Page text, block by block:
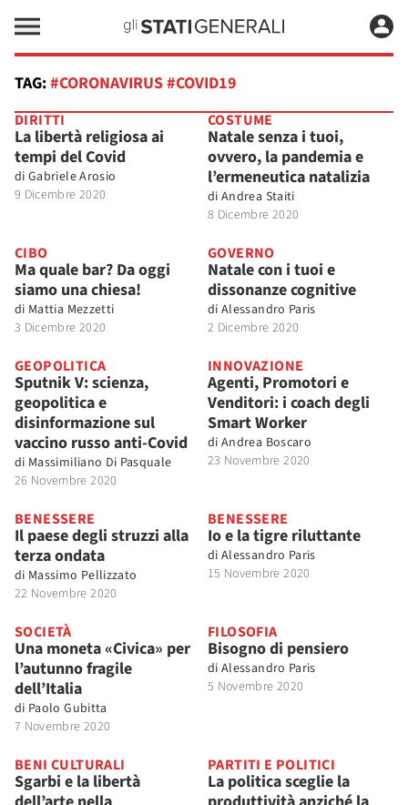
TAG:#CORONAVIRUS #COVID19
DIRITTI
La libertà religiosa ai
tempi del Covid
di Gabriele Arosio
9 Dicembre 2020
COSTUME
Natale senza i tuoi,
ovvero, la pandemia e
l’ermeneutica natalizia
di Andrea Staiti
8 Dicembre 2020
CIBO
Ma quale bar? Da oggi
siamo una chiesa!
di Mattia Mezzetti
3 Dicembre 2020
GOVERNO
Natale con i tuoi e
dissonanze cognitive
di Alessandro Paris
2 Dicembre 2020
GEOPOLITICA
Sputnik V: scienza,
geopolitica e
disinformazione sul
vaccino russo anti-Covid
di Massimiliano Di Pasquale
26 Novembre 2020
INNOVAZIONE
Agenti, Promotori e
Venditori: i coach degli
Smart Worker
di Andrea Boscaro
23 Novembre 2020
BENESSERE
Il paese degli struzzi alla
terza ondata
di Massimo Pellizzato
22 Novembre 2020
BENESSERE
Io e la tigre riluttante
di Alessandro Paris
15 Novembre 2020
SOCIETÀ
Una moneta «Civica» per
l’autunno fragile
dell’Italia
di Paolo Gubitta
7 Novembre 2020
FILOSOFIA
Bisogno di pensiero
di Alessandro Paris
5 Novembre 2020
BENI CULTURALI
Sgarbi e la libertà
PARTITI E POLITICI
La politica sceglie la